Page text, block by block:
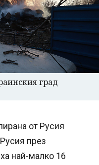
град
от Русия
през
най-малко 16